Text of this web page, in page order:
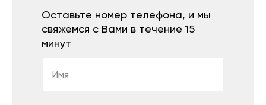
Оставьте номер телефона, и мы
свяжемся с Вами в течение 15
минут